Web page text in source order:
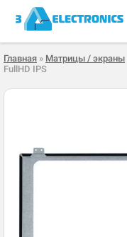
Главная » Матрицы / экраны
FullHD IPS